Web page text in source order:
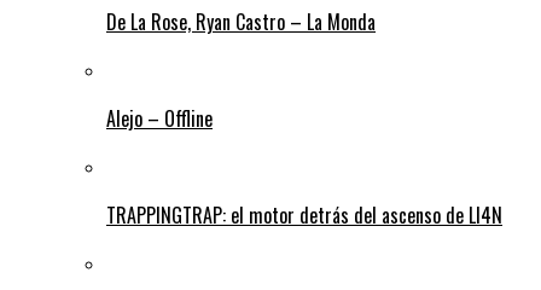
De La Rose, Ryan Castro – La Monda
Alejo – Offline
TRAPPINGTRAP: el motor detrás del ascenso de LI4N